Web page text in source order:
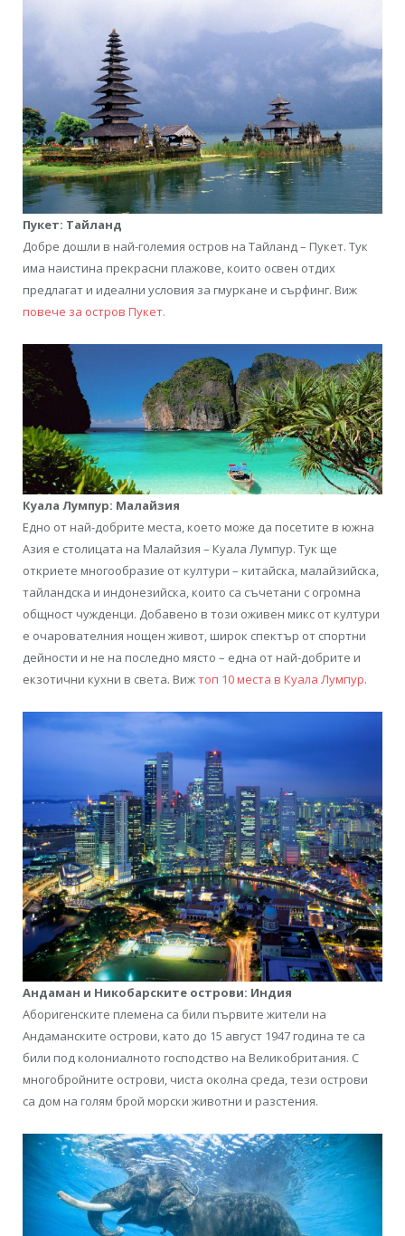
Пукет: Тайланд
Добре дошли в най-големия остров на Тайланд – Пукет. Тук
има наистина прекрасни плажове, които освен отдих
предлагат и идеални условия за гмуркане и сърфинг. Виж
повече за остров Пукет.
Куала Лумпур: Малайзия
Едно от най-добрите места, което може да посетите в южна
Азия е столицата на Малайзия – Куала Лумпур. Тук ще
откриете многообразие от култури – китайска, малайзийска,
тайландска и индонезийска, които са съчетани с огромна
общност чужденци. Добавено в този оживен микс от култури
е очарователния нощен живот, широк спектър от спортни
дейности и не на последно място – една от най-добрите и
екзотични кухни в света. Вижтоп 10 места в Куала Лумпур.
Андаман и Никобарските острови: Индия
Аборигенските племена са били първите жители на
Андаманските острови, като до 15 август 1947 година те са
били под колониалното господство на Великобритания. С
многобройните острови, чиста околна среда, тези острови
са дом на голям брой морски животни и разстения.